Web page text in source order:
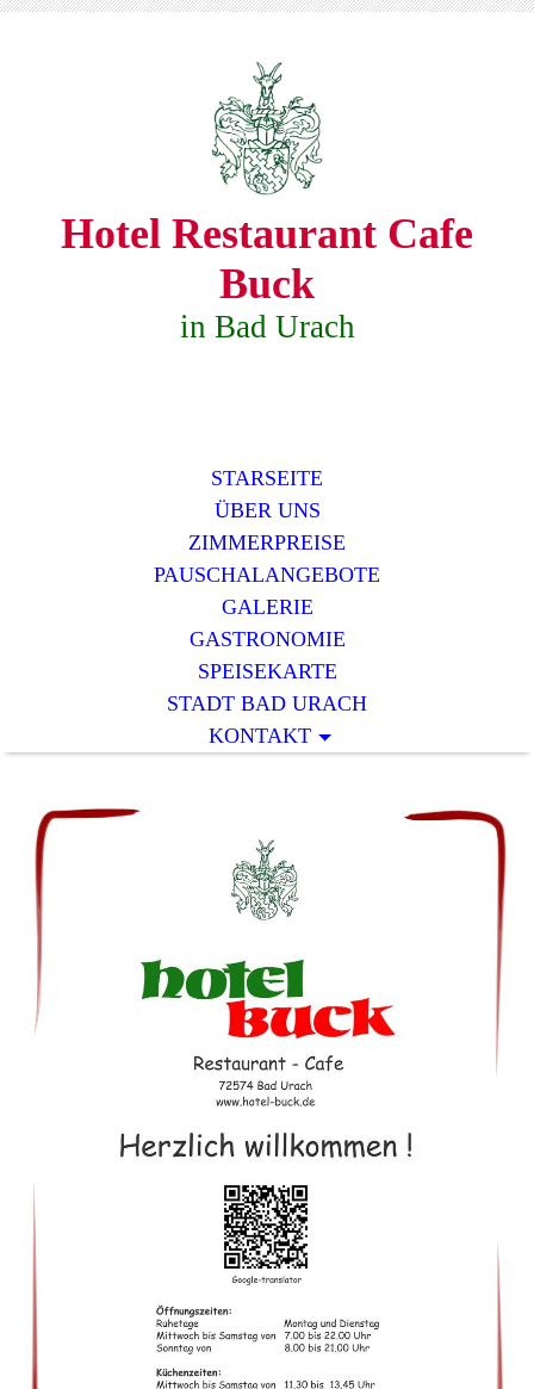
Hotel Restaurant Cafe
Buck
in Bad Urach
STARSEITE
ÜBER UNS
ZIMMERPREISE
PAUSCHALANGEBOTE
GALERIE
GASTRONOMIE
SPEISEKARTE
STADT BAD URACH
KONTAKT